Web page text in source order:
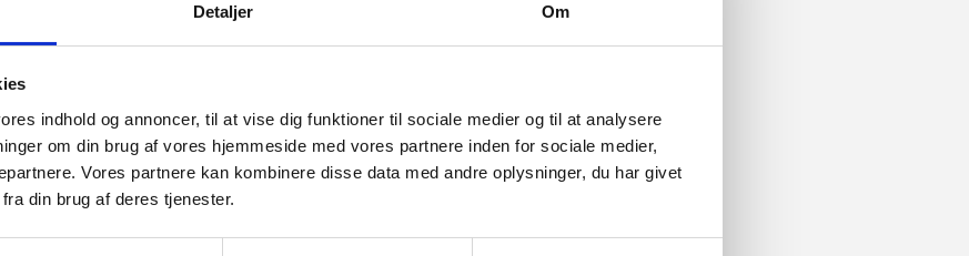
Detaljer Om
indhold og annoncer, til at vise dig funktioner til sociale medier og til at analysere
om din brug af vores hjemmeside med vores partnere inden for sociale medier,
Vores partnere kan kombinere disse data med andre oplysninger, du har givet
din brug af deres tjenester.
blev udskiftet, og kviste blev forbedret. Efter ombygningen fremstår hver
bolig gennemlyst og med en moderne indretning.
lejlighederne blev foretaget med mindst mulige gener for beboerne, der blev
genhuset, mens boligerne blev renoverede.
FULDENDT har i samarbejde med Varde Bolig Administration forestået
afklaring og indrapportering til Landsbyggefonden.